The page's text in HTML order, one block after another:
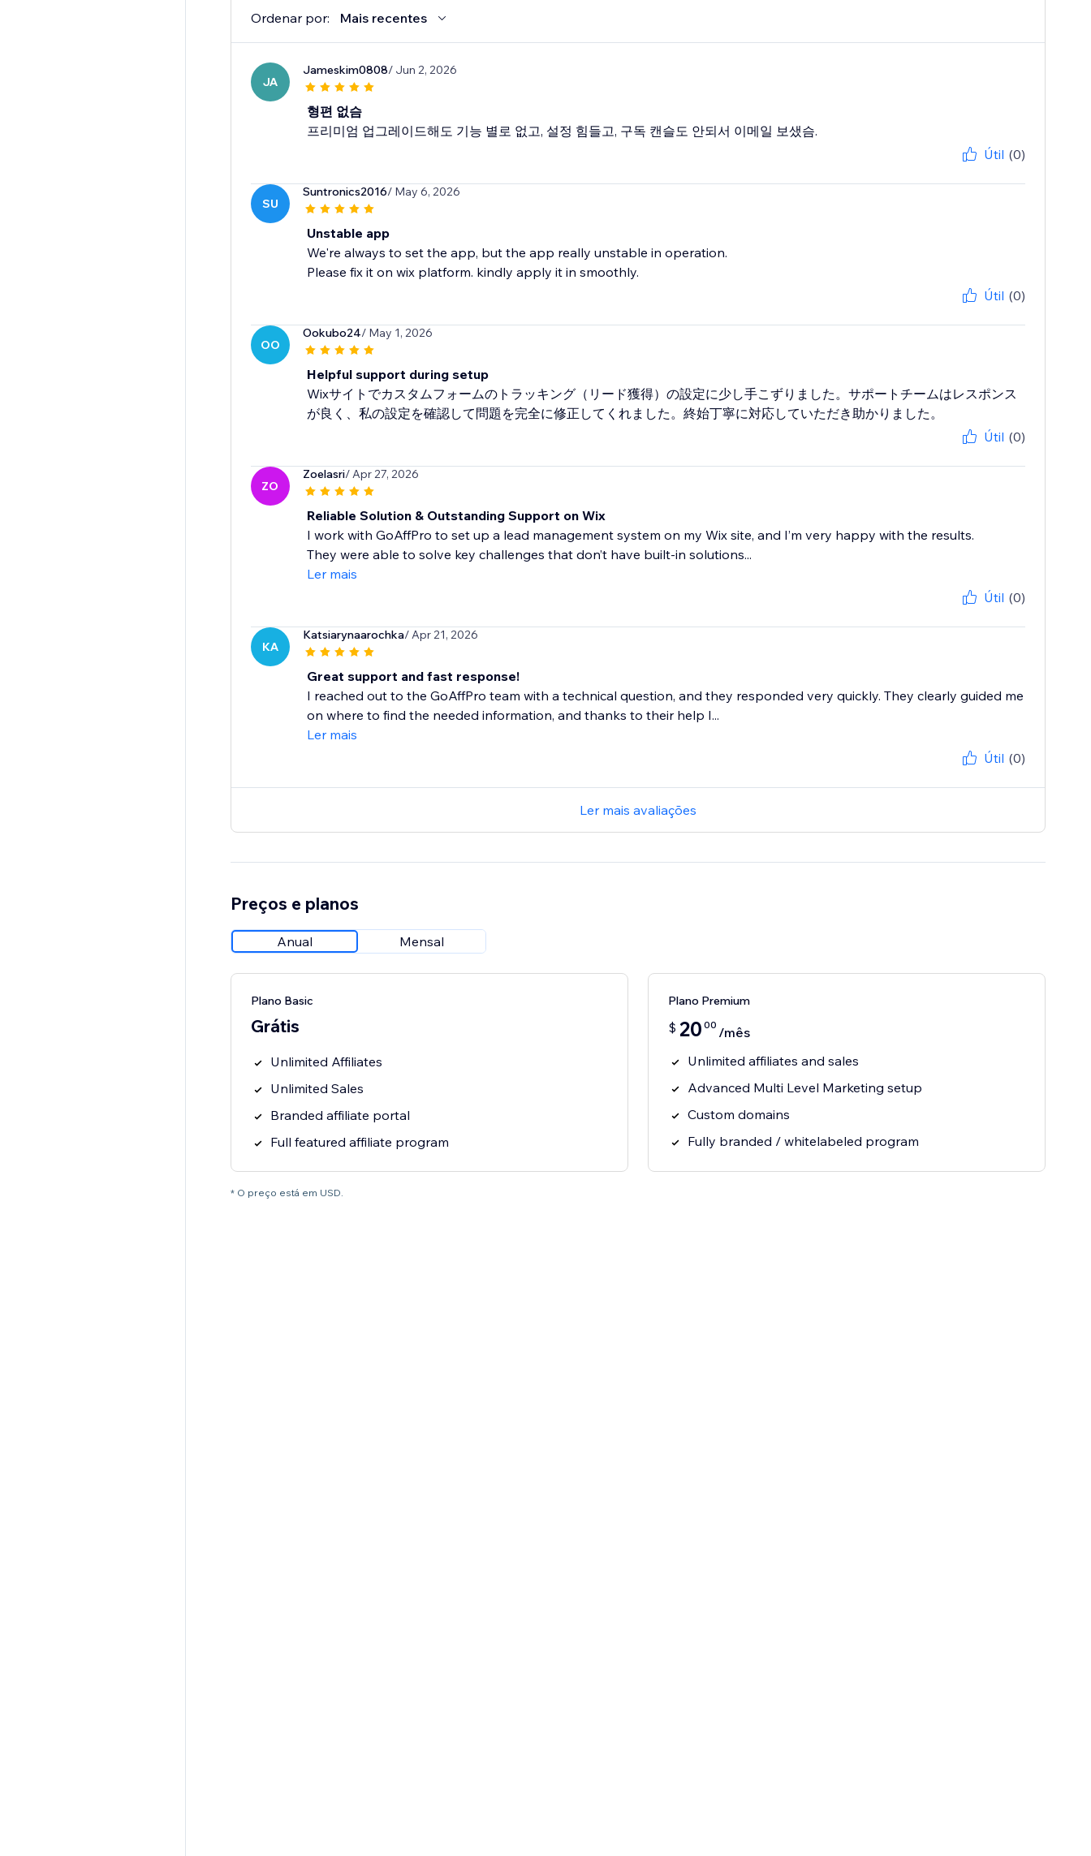
Ordenar por: Mais recentes
JA
Jameskim0808/ Jun 2, 2026
형편 없슴
프리미엄 업그레이드해도 기능 별로 없고, 설정 힘들고, 구독 캔슬도 안되서 이메일 보샜슴.
Útil (0)
SU
Suntronics2016/ May 6, 2026
Unstable app
We're always to set the app, but the app really unstable in operation.
Please fix it on wix platform. kindly apply it in smoothly.
Útil (0)
OO
Ookubo24/ May 1, 2026
Helpful support during setup
Wixサイトでカスタムフォームのトラッキング（リード獲得）の設定に少し手こずりました。サポートチームはレスポンス
が良く、私の設定を確認して問題を完全に修正してくれました。終始丁寧に対応していただき助かりました。
Útil (0)
ZO
Zoelasri/ Apr 27, 2026
Reliable Solution & Outstanding Support on Wix
I work with GoAffPro to set up a lead management system on my Wix site, and I’m very happy with the results.
They were able to solve key challenges that don’t have built-in solutions...
Ler mais
Útil (0)
KA
Katsiarynaarochka/ Apr 21, 2026
Great support and fast response!
I reached out to the GoAffPro team with a technical question, and they responded very quickly. They clearly guided me
on where to find the needed information, and thanks to their help I...
Ler mais
Útil (0)
Ler mais avaliações
Preços e planos
Anual Mensal
Plano Basic
Grátis
Unlimited Affiliates
Unlimited Sales
Branded affiliate portal
Full featured affiliate program
Plano Premium
$ 20 00 /mês
Unlimited affiliates and sales
Advanced Multi Level Marketing setup
Custom domains
Fully branded / whitelabeled program
* O preço está em USD.